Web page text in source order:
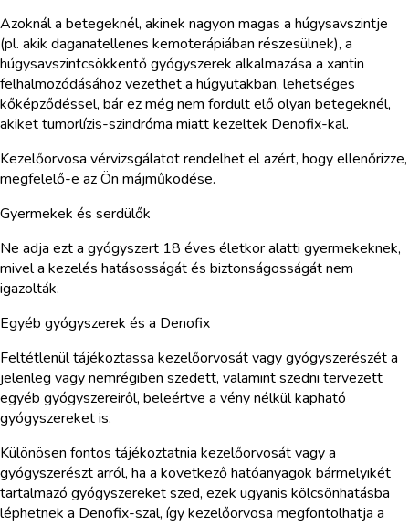
Azoknál a betegeknél, akinek nagyon magas a húgysavszintje
(pl. akik daganatellenes kemoterápiában részesülnek), a
húgysavszintcsökkentő gyógyszerek alkalmazása a xantin
felhalmozódásához vezethet a húgyutakban, lehetséges
kőképződéssel, bár ez még nem fordult elő olyan betegeknél,
akiket tumorlízis-szindróma miatt kezeltek Denofix-kal.
Kezelőorvosa vérvizsgálatot rendelhet el azért, hogy ellenőrizze,
megfelelő-e az Ön májműködése.
Gyermekek és serdülők
Ne adja ezt a gyógyszert 18 éves életkor alatti gyermekeknek,
mivel a kezelés hatásosságát és biztonságosságát nem
igazolták.
Egyéb gyógyszerek és a Denofix
Feltétlenül tájékoztassa kezelőorvosát vagy gyógyszerészét a
jelenleg vagy nemrégiben szedett, valamint szedni tervezett
egyéb gyógyszereiről, beleértve a vény nélkül kapható
gyógyszereket is.
Különösen fontos tájékoztatnia kezelőorvosát vagy a
gyógyszerészt arról, ha a következő hatóanyagok bármelyikét
tartalmazó gyógyszereket szed, ezek ugyanis kölcsönhatásba
léphetnek a Denofix-szal, így kezelőorvosa megfontolhatja a